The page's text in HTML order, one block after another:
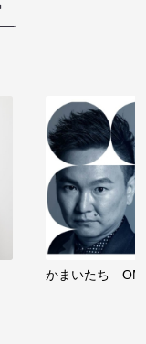
かまいたち